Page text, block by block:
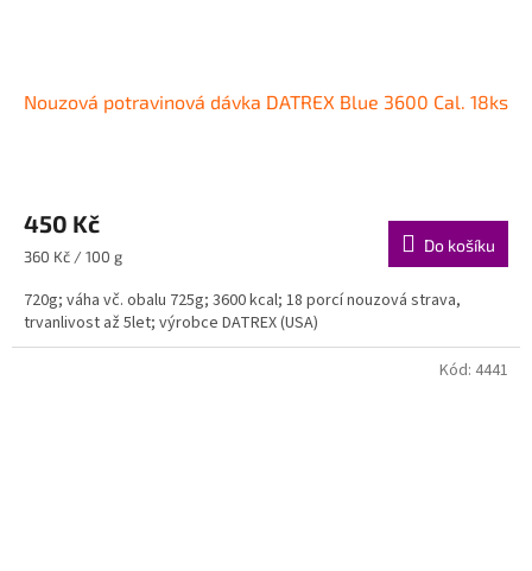
Nouzová potravinová dávka DATREX Blue 3600 Cal. 18ks
450 Kč
Měrná
360 Kč / 100 g
Do košíku
720g; váha vč. obalu 725g; 3600 kcal; 18 porcí nouzová strava,
trvanlivost až 5let; výrobce DATREX (USA)
Kód: 4441